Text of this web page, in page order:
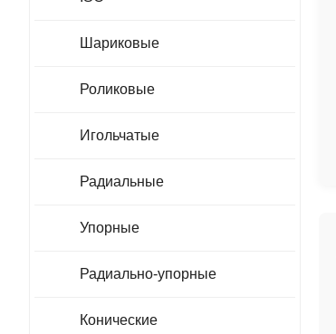
Шариковые
Роликовые
Игольчатые
Радиальные
Упорные
Радиально-упорные
Конические